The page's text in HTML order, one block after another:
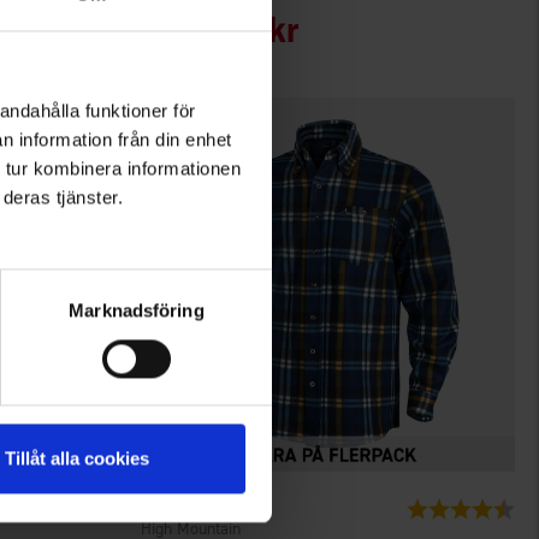
funktioner för
information från din enhet
kombinera informationen
tjänster.
Marknadsföring
Tillåt alla cookies
Från225 kr
High Mountain
Betyg: